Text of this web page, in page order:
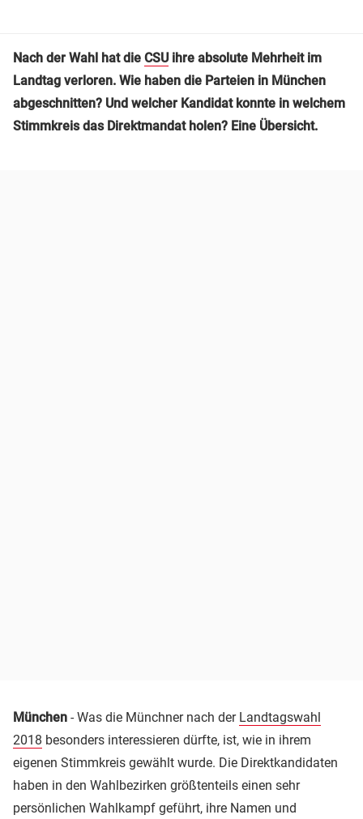
Nach der Wahl hat die CSUihre absolute Mehrheit im
Landtag verloren. Wie haben die Parteien in München
abgeschnitten? Und welcher Kandidat konnte in welchem
Stimmkreis das Direktmandat holen? Eine Übersicht.
München - Was die Münchner nach der Landtagswahl
2018 besonders interessieren dürfte, ist, wie in ihrem
eigenen Stimmkreis gewählt wurde. Die Direktkandidaten
haben in den Wahlbezirken größtenteils einen sehr
persönlichen Wahlkampf geführt, ihre Namen und